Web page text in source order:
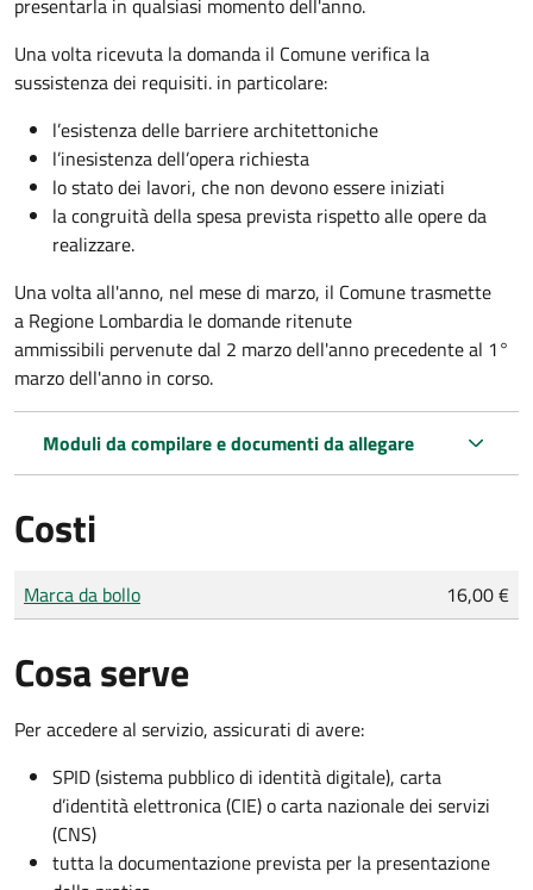
Una volta ricevuta la domanda il Comune verifica la
sussistenza dei requisiti. in particolare:
l’esistenza delle barriere architettoniche
l’inesistenza dell’opera richiesta
lo stato dei lavori, che non devono essere iniziati
la congruità della spesa prevista rispetto alle opere da
realizzare.
Una volta all'anno, nel mese di marzo, il Comune trasmette
a Regione Lombardia le domande ritenute
ammissibili pervenute dal 2 marzo dell'anno precedente al 1°
marzo dell'anno in corso.
Moduli da compilare e documenti da allegare
Costi
Tipo di pagamento
Importo
Marca da bollo 16,00 €
Cosa serve
Per accedere al servizio, assicurati di avere:
SPID (sistema pubblico di identità digitale), carta
d’identità elettronica (CIE) o carta nazionale dei servizi
(CNS)
tutta la documentazione prevista per la presentazione